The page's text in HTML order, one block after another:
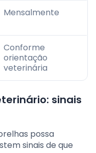
Mensalmente
Conforme
orientação
veterinária
sinais
possa
sinais de que